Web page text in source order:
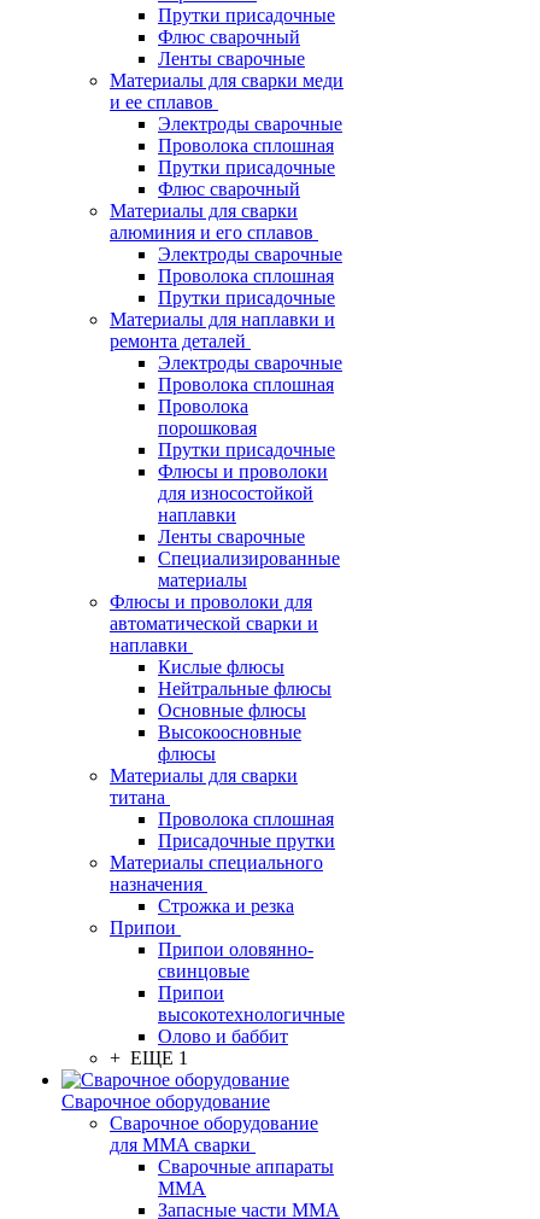
Прутки присадочные
Флюс сварочный
Ленты сварочные
Материалы для сварки меди
и ее сплавов
Электроды сварочные
Проволока сплошная
Прутки присадочные
Флюс сварочный
Материалы для сварки
алюминия и его сплавов
Электроды сварочные
Проволока сплошная
Прутки присадочные
Материалы для наплавки и
ремонта деталей
Электроды сварочные
Проволока сплошная
Проволока
порошковая
Прутки присадочные
Флюсы и проволоки
для износостойкой
наплавки
Ленты сварочные
Специализированные
материалы
Флюсы и проволоки для
автоматической сварки и
наплавки
Кислые флюсы
Нейтральные флюсы
Основные флюсы
Высокоосновные
флюсы
Материалы для сварки
титана
Проволока сплошная
Присадочные прутки
Материалы специального
назначения
Строжка и резка
Припои
Припои оловянно-
свинцовые
Припои
высокотехнологичные
Олово и баббит
+ ЕЩЕ 1
Сварочное оборудование
Сварочное оборудование
для MMA сварки
Сварочные аппараты
MMA
Запасные части MMA